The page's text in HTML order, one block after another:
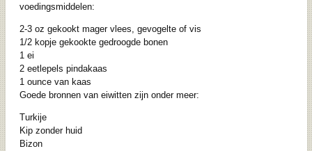
voedingsmiddelen:
2-3 oz gekookt mager vlees, gevogelte of vis
1/2 kopje gekookte gedroogde bonen
1 ei
2 eetlepels pindakaas
1 ounce van kaas
Goede bronnen van eiwitten zijn onder meer:
Turkije
Kip zonder huid
Bizon